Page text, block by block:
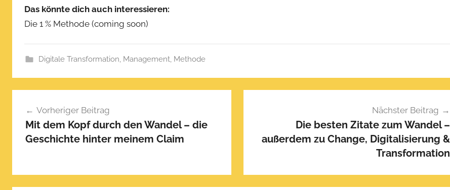
Das könnte dich auch interessieren:
Die 1 % Methode (coming soon)
Digitale Transformation, Management, Methode
Vorheriger Beitrag
Mit dem Kopf durch den Wandel – die
Geschichte hinter meinem Claim
Nächster Beitrag
Die besten Zitate zum Wandel –
außerdem zu Change, Digitalisierung &
Transformation